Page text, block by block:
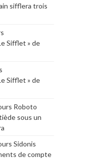
sifflera trois
Sifflet » de
Sifflet » de
Roboto
sous un
Sidonis
de compte